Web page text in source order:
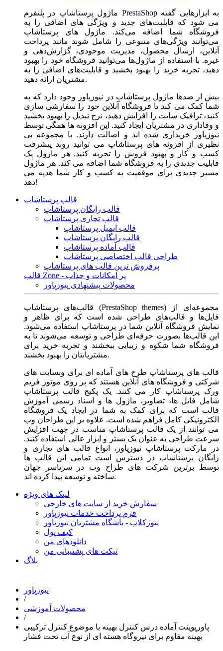
ماژول‌ پرستاشاپ در پلتفرم PrestaShop به ابزارهایی گفته
می شود که قابلیت‌های جدید و ویژگی های اضافی را به
فروشگاه شما اضافه می‌کند. ماژول های پرستاشاپ
می‌توانند ویژگی‌های متنوعی را شامل شوند مانند پرداخت
آنلاین، ارسال محصول، مدیریت موجودی، گزارش‌دهی و
غیره. با استفاده از ماژول‌ها می‌توانید فروشگاه خود را بهبود
دهید، تجربه خرید را بهبود بخشید و قابلیت‌های اضافی را به
مشتریان ارائه دهید.
بیش از صدها ماژول پرستاشاپ در نیوزپاور وجود دارد که به
شما کمک می کند تا فروشگاه آنلاین خود را سفارشی سازی
کنید، ترافیک سایت را افزایش دهید، نرخ تبدیل را بهبود بخشید
و وفاداری در مشتریان ایجاد کنید. این افزونه ها همگی توسط
نیوزپاور خریداری شده اند و اصالت دارند. با مجموعه بی
نظیری از افزونه های پرستاشاپ می توانید روند پیشرفت
کسب و کار و بهبود فروش را تجربه کنید. هر ماژول یک
قابلیت جدیدی را به فروشگاه شما اضافه می کند. هر ماژول
مسیر جدیدی برای موفقیت به کسب و کار شما هدیه می
دهد!
قالب پرستاشاپ
قالب رایگان پرستاشاپ
قالب تجاری پرستاشاپ
قالب ایمیل پرستاشاپ
قالب رایگان پرستاشاپ
قالب آماده پرستاشاپ
طراحی قالب اختصاصی پرستاشاپ
پرفروش ترین قالب های پرستاشاپ
قالب Zone - پر امکانات و جذاب
محصولات پیشنهادی نیوزپاور
قالب‌های پرستاشاپ (PrestaShop themes) مجموعه‌ای از
فایل‌ها و قالب‌های طراحی شده است که برای ظاهر و
نمایش فروشگاه آنلاین شما در پرستاشاپ استفاده می‌شود.
این قالب‌ها بصورت حرفه‌ای طراحی و توسعه می‌شوند تا به
فروشگاه شما شکوه و زیبایی ببخشند و تجربه خرید برای
مشتریانتان را بهبود بخشند.
قالب های پرستاشاپ طرح های آماده ای برای وبسایت های
شرکتی و فروشگاه های آنلاین هستند که بر روی موتور فریم
ورک پرستاشاپ کار می کنند. یک پکیج قالب پرستاشاپ
شامل فایل ها، تصاویر، ماژول ها و اسناد رسمی آموزش
قالب است که برای کمک به شما در ایجاد یک فروشگاه
الکترونیکی کامل فراهم شده است. علاوه بر این طراحان وب
می توانند از یک قالب پرستاشاپ مناسب در جهت افزایش
سرعت طراحی به عنوان یک بستر و ابزار عالی استفاده کنند.
در مارکت پرستاشاپ نیوزپاور، انواع قالب های تجاری و
رایگان پرستاشاپ در دسترس است تمامی این قالب ها
توسط برترین شرکت های طراح وب در سرتاسر جهان
ساخته و توسعه پیدا کرده اند.
لینک های ویژه
سفارش خرید از سایت های خارجی
فرم پرداخت خدمات نیوزپاور
نیوزکلاب - باشگاه مشتریان نیوزپاور
کیف پول
دانلودهای من
تیکت های پشتیبانی من
بلاگ
نیوزپاور
/
محصولات آموزشی
/
پاورپوینت آماده درس کنترل بهینه با موضوع کنترل ترکیبی
بهینه مقاوم برای نیروگاه هسته ای از نوع آب تحت فشار